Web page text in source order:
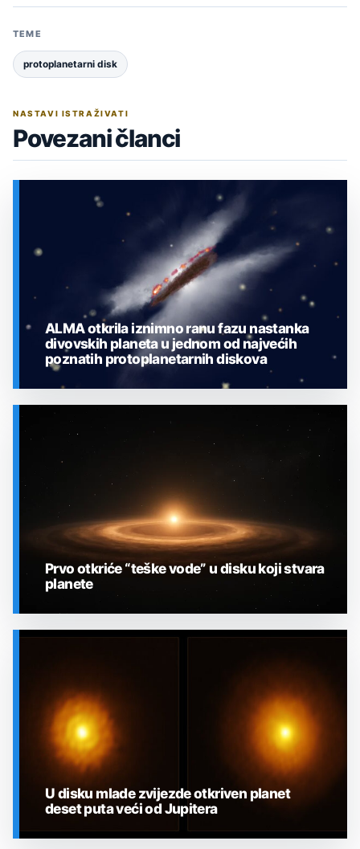
TEME
protoplanetarni disk
NASTAVI ISTRAŽIVATI
Povezani članci
ALMA otkrila iznimno ranu fazu nastanka
divovskih planeta u jednom od najvećih
poznatih protoplanetarnih diskova
Prvo otkriće “teške vode” u disku koji stvara
planete
U disku mlade zvijezde otkriven planet
deset puta veći od Jupitera